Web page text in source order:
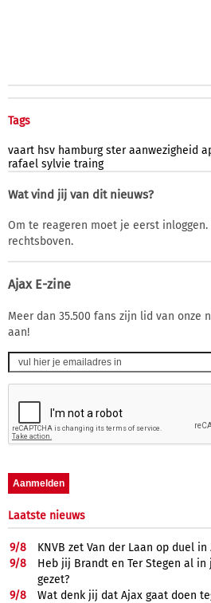
Tags
vaart hsv hamburg ster aanwezigheid
rafael sylvie traing
Wat vind jij van dit nieuws?
Om te reageren moet je eerst
rechtsboven.
Ajax E-zine
Meer dan 35.500 fans zijn lid van onze
aan!
Laatste nieuws
9/8
KNVB zet Van der Laan op duel in
9/8
Heb jij Brandt en Ter Stegen al
gezet?
9/8
Wat denk jij dat Ajax gaat doen